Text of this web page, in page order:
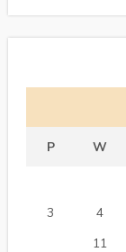
P W
3
4
11